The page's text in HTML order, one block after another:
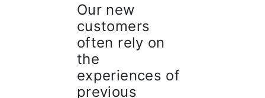
Our new
customers
often rely on
the
experiences of
previous